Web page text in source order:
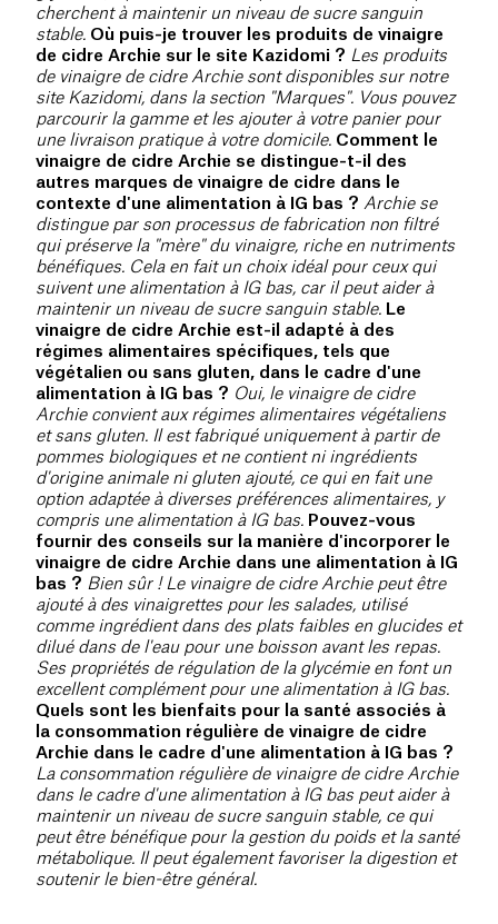
cherchent à maintenir un niveau de sucre sanguin
stable. Où puis-je trouver les produits de vinaigre
de cidre Archie sur le site Kazidomi ? Les produits
de vinaigre de cidre Archie sont disponibles sur notre
site Kazidomi, dans la section "Marques". Vous pouvez
parcourir la gamme et les ajouter à votre panier pour
une livraison pratique à votre domicile. Comment le
vinaigre de cidre Archie se distingue-t-il des
autres marques de vinaigre de cidre dans le
contexte d'une alimentation à IG bas ? Archie se
distingue par son processus de fabrication non filtré
qui préserve la "mère" du vinaigre, riche en nutriments
bénéfiques. Cela en fait un choix idéal pour ceux qui
suivent une alimentation à IG bas, car il peut aider à
maintenir un niveau de sucre sanguin stable. Le
vinaigre de cidre Archie est-il adapté à des
régimes alimentaires spécifiques, tels que
végétalien ou sans gluten, dans le cadre d'une
alimentation à IG bas ? Oui, le vinaigre de cidre
Archie convient aux régimes alimentaires végétaliens
et sans gluten. Il est fabriqué uniquement à partir de
pommes biologiques et ne contient ni ingrédients
d'origine animale ni gluten ajouté, ce qui en fait une
option adaptée à diverses préférences alimentaires, y
compris une alimentation à IG bas. Pouvez-vous
fournir des conseils sur la manière d'incorporer le
vinaigre de cidre Archie dans une alimentation à IG
bas ? Bien sûr ! Le vinaigre de cidre Archie peut être
ajouté à des vinaigrettes pour les salades, utilisé
comme ingrédient dans des plats faibles en glucides et
dilué dans de l'eau pour une boisson avant les repas.
Ses propriétés de régulation de la glycémie en font un
excellent complément pour une alimentation à IG bas.
Quels sont les bienfaits pour la santé associés à
la consommation régulière de vinaigre de cidre
Archie dans le cadre d'une alimentation à IG bas ?
La consommation régulière de vinaigre de cidre Archie
dans le cadre d'une alimentation à IG bas peut aider à
maintenir un niveau de sucre sanguin stable, ce qui
peut être bénéfique pour la gestion du poids et la santé
métabolique. Il peut également favoriser la digestion et
soutenir le bien-être général.